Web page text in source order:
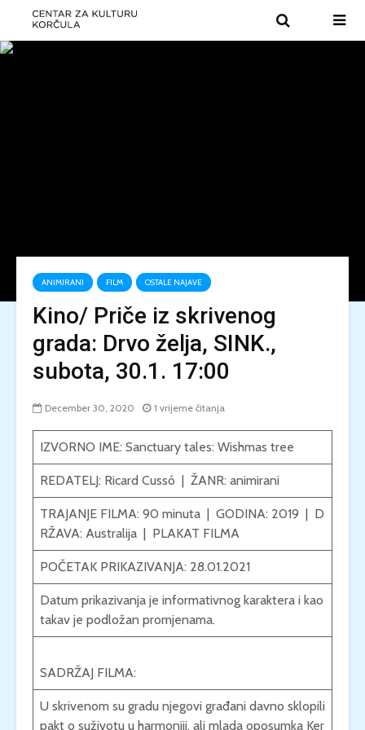
ANIMIRANI FILM OSTALE NAJAVE
Kino/ Priče iz skrivenog
grada: Drvo želja, SINK.,
subota, 30.1. 17:00
December 30, 2020 1 vrijeme čitanja
IZVORNO IME: Sanctuary tales: Wishmas tree
REDATELJ: Ricard Cussó | ŽANR: animirani
TRAJANJE FILMA: 90 minuta | GODINA: 2019 | D
RŽAVA: Australija | PLAKAT FILMA
POČETAK PRIKAZIVANJA: 28.01.2021
Datum prikazivanja je informativnog karaktera i kao
takav je podložan promjenama.
SADRŽAJ FILMA:
U skrivenom su gradu njegovi građani davno sklopili
pakt o suživotu u harmoniji, ali mlada oposumka Ker